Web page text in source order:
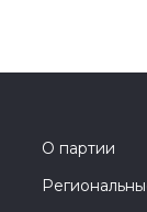
О партии